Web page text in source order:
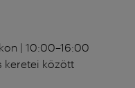
| 10:00–16:00
keretei között